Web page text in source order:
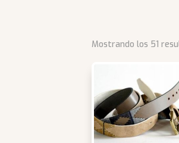
Mostrando los 51